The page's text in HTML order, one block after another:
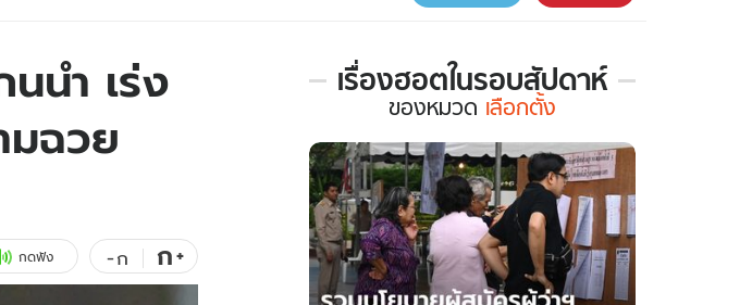
Thailand
WeTV
Exclusive WeTV
ฮาวทู
นำ เร่ง
ฉวย
กดฟัง -ก ก+
เรื่องฮอตในรอบสัปดาห์
เรื่อง
ใน
รอบ
สัปดาห์
ของ
หมวด
เลือก
ตั้ง
ของหมวด เลือกตั้ง